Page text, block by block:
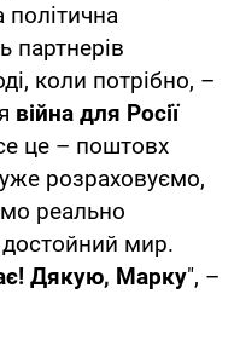
політична
партнерів
коли потрібно, –
війна для Росії
це – поштовх
розраховуємо,
реально
мир.
Дякую, Марку", –